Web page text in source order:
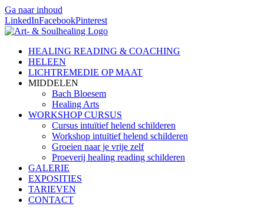
Ga naar inhoud
LinkedInFacebookPinterest
HEALING READING & COACHING
HELEEN
LICHTREMEDIE OP MAAT
MIDDELEN
Bach Bloesem
Healing Arts
WORKSHOP CURSUS
Cursus intuïtief helend schilderen
Workshop intuïtief helend schilderen
Groeien naar je vrije zelf
Proeverij healing reading schilderen
GALERIE
EXPOSITIES
TARIEVEN
CONTACT